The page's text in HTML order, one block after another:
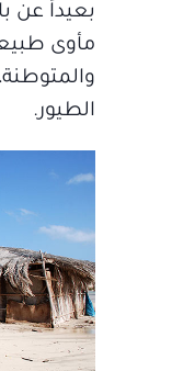
بعيداً عن
مأوى
الطيور.